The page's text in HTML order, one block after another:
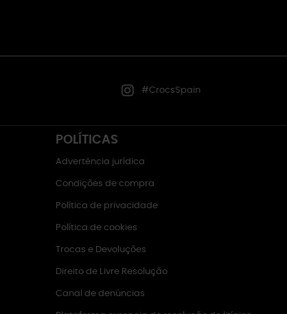
#CrocsSpain
POLÍTICAS
Advertência jurídica
Condições de compra
Política de privacidade
Política de cookies
Trocas e Devoluções
Direito de Livre Resolução
Canal de denúncias